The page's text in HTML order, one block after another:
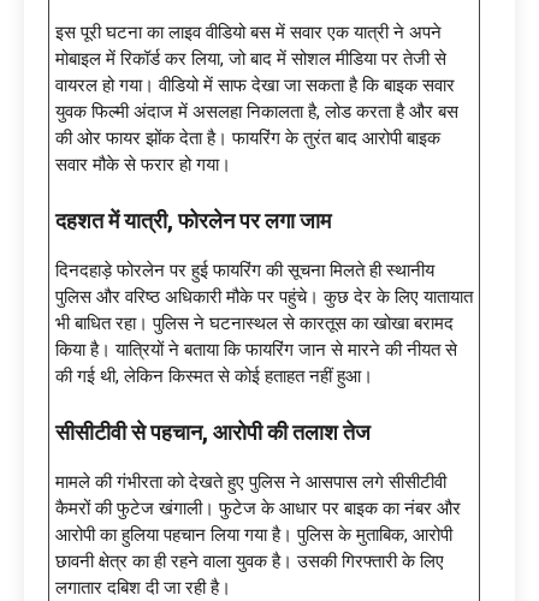
इस पूरी घटना का लाइव वीडियो बस में सवार एक यात्री ने अपने
मोबाइल में रिकॉर्ड कर लिया, जो बाद में सोशल मीडिया पर तेजी से
वायरल हो गया। वीडियो में साफ देखा जा सकता है कि बाइक सवार
युवक फिल्मी अंदाज में असलहा निकालता है, लोड करता है और बस
की ओर फायर झोंक देता है। फायरिंग के तुरंत बाद आरोपी बाइक
सवार मौके से फरार हो गया।
दहशत में यात्री, फोरलेन पर लगा जाम
दिनदहाड़े फोरलेन पर हुई फायरिंग की सूचना मिलते ही स्थानीय
पुलिस और वरिष्ठ अधिकारी मौके पर पहुंचे। कुछ देर के लिए यातायात
भी बाधित रहा। पुलिस ने घटनास्थल से कारतूस का खोखा बरामद
किया है। यात्रियों ने बताया कि फायरिंग जान से मारने की नीयत से
की गई थी, लेकिन किस्मत से कोई हताहत नहीं हुआ।
सीसीटीवी से पहचान, आरोपी की तलाश तेज
मामले की गंभीरता को देखते हुए पुलिस ने आसपास लगे सीसीटीवी
कैमरों की फुटेज खंगाली। फुटेज के आधार पर बाइक का नंबर और
आरोपी का हुलिया पहचान लिया गया है। पुलिस के मुताबिक, आरोपी
छावनी क्षेत्र का ही रहने वाला युवक है। उसकी गिरफ्तारी के लिए
लगातार दबिश दी जा रही है।